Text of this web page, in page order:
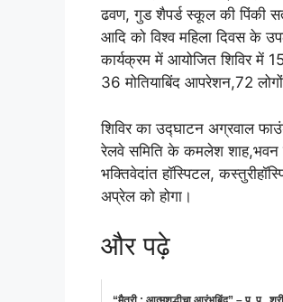
ढवण, गुड शैपर्ड स्कूल की पिंकी
आदि को विश्व महिला दिवस के
कार्यक्रम में आयोजित शिविर में
36 मोतियाबिंद आपरेशन,72
शिविर का उद्घाटन अग्रवाल
रेलवे समिति के कमलेश शाह,भवन
भक्तिवेदांत हॉस्पिटल,
अप्रेल को होगा।
और पढ़े